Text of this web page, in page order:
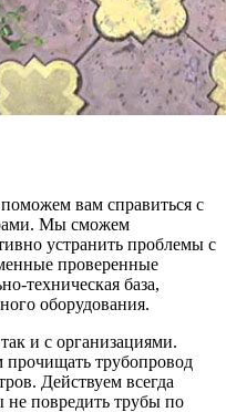
вам справиться с
Мы сможем
устранить проблемы с
проверенные
техническая база,
оборудования.
и с организациями.
прочищать трубопровод
Действуем всегда
повредить трубы по